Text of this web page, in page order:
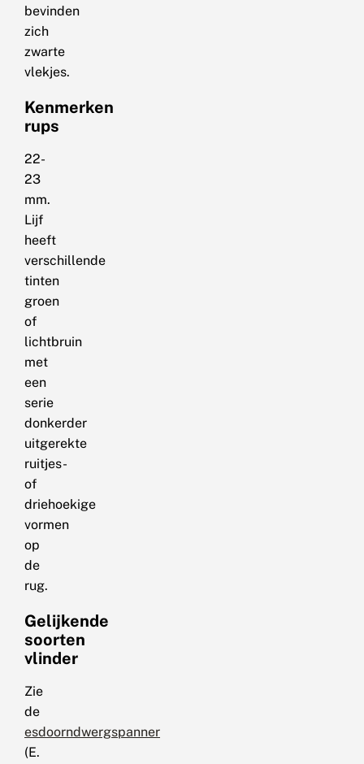
bevinden
zich
zwarte
vlekjes.
Kenmerken
rups
22-
23
mm.
Lijf
heeft
verschillende
tinten
groen
of
lichtbruin
met
een
serie
donkerder
uitgerekte
ruitjes-
of
driehoekige
vormen
op
de
rug.
Gelijkende
soorten
vlinder
Zie
de
esdoorndwergspanner
(E.